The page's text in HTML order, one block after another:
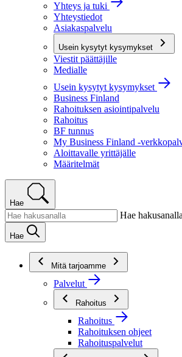
Yhteys ja tuki
Yhteystiedot
Asiakaspalvelu
Usein kysytyt kysymykset
Viestit päättäjille
Medialle
Usein kysytyt kysymykset
Business Finland
Rahoituksen asiointipalvelu
Rahoitus
BF tunnus
My Business Finland -
Aloittavalle yrittäjälle
Määritelmät
Hae
Hae hakusanalla
Hae
Mitä tarjoamme
Palvelut
Rahoitus
Rahoitus
Rahoituksen ohjeet
Rahoituspalvelut